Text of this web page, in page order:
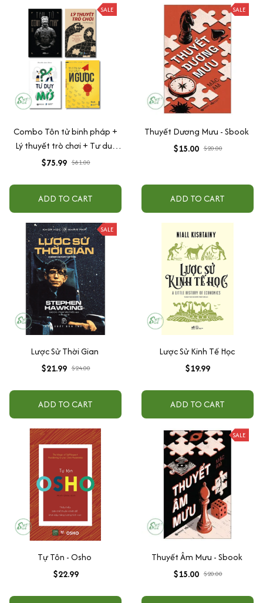
SALE
Combo Tôn tử binh pháp +
Lý thuyết trò chơi + Tư duy
ngược + Tư duy mở
$75.99 $81.00
ADD TO CART
SALE
Thuyết Dương Mưu - Sbook
$15.00 $20.00
ADD TO CART
SALE
Lược Sử Thời Gian
$21.99 $24.00
ADD TO CART
Lược Sử Kinh Tế Học
$19.99
ADD TO CART
Tự Tôn - Osho
$22.99
SALE
Thuyết Âm Mưu - Sbook
$15.00 $20.00